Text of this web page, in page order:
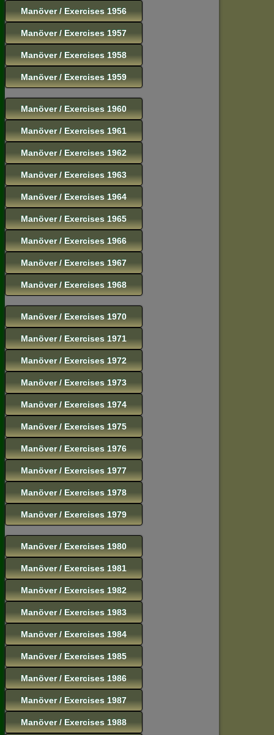
Manöver / Exercises 1956
Manöver / Exercises 1957
Manöver / Exercises 1958
Manöver / Exercises 1959
Manöver / Exercises 1960
Manöver / Exercises 1961
Manöver / Exercises 1962
Manöver / Exercises 1963
Manöver / Exercises 1964
Manöver / Exercises 1965
Manöver / Exercises 1966
Manöver / Exercises 1967
Manöver / Exercises 1968
Manöver / Exercises 1970
Manöver / Exercises 1971
Manöver / Exercises 1972
Manöver / Exercises 1973
Manöver / Exercises 1974
Manöver / Exercises 1975
Manöver / Exercises 1976
Manöver / Exercises 1977
Manöver / Exercises 1978
Manöver / Exercises 1979
Manöver / Exercises 1980
Manöver / Exercises 1981
Manöver / Exercises 1982
Manöver / Exercises 1983
Manöver / Exercises 1984
Manöver / Exercises 1985
Manöver / Exercises 1986
Manöver / Exercises 1987
Manöver / Exercises 1988